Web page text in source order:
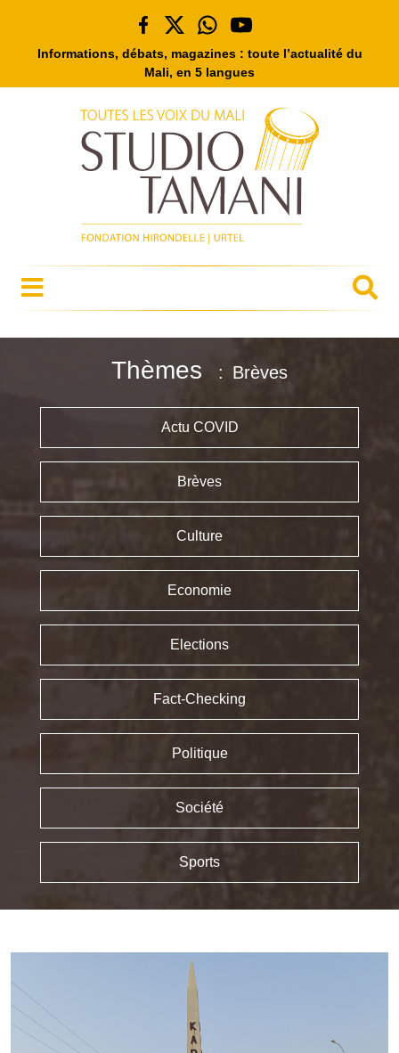
Informations, débats, magazines : toute l’actualité du
Mali, en 5 langues
Thèmes Brèves
Actu COVID
Brèves
Culture
Economie
Elections
Fact-Checking
Politique
Société
Sports